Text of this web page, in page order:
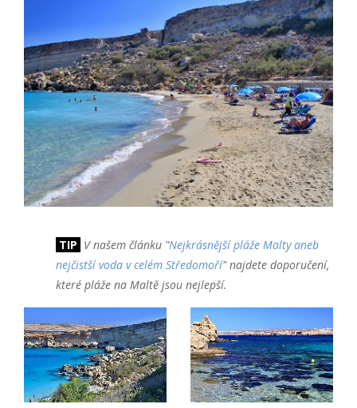
TIP V našem článku "Nejkrásnější pláže Malty aneb
nejčistší voda v celém Středomoří" najdete doporučení,
které pláže na Maltě jsou nejlepší.